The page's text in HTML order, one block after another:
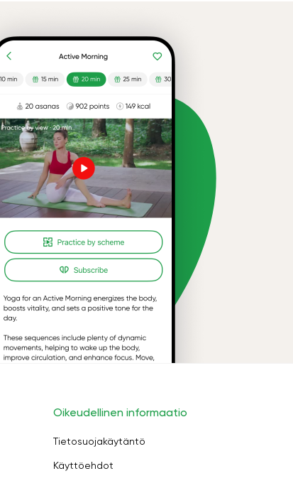
Oikeudellinen informaatio
Tietosuojakäytäntö
Käyttöehdot